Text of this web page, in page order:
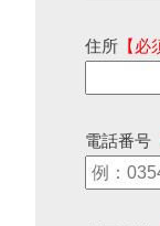
住所 【必
電話番号